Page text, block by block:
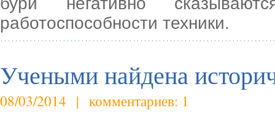
работоспособности техники.
Учеными найдена
08/03/2014 | комментариев: 1